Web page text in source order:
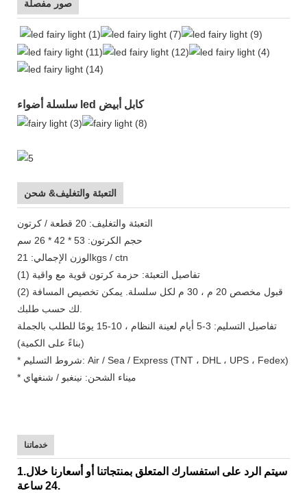
صور مفصلة
سلسلة أضواء led كابل أبيض
التعبئة والتغليف& شحن
التعبئة والتغليف: 20 قطعة / كرتون
حجم الكرتون: 53 * 42 * 26 سم
الوزن الإجمالي: 21kgs / ctn
(1) تفاصيل التعبئة: حزمة كرتون قوية مع واقية
(2) قبول مخصص 20 م ، 30 م لكل سلسلة. يمكن تخصيص المسافة
تفاصيل التسليم: 3-5 أيام لعينة النظام ، 10-15 يومًا للطلب بالجملة
(بناءً على الكمية)
* شروط التسليم: Air / Sea / Express (TNT ، DHL ، UPS ، Fedex)
* ميناء الشحن: نينغبو / شنغهاي
خدماتنا
1.سيتم الرد على استفسارك المتعلق بمنتجاتنا أو أسعارنا خلال
24 ساعة.